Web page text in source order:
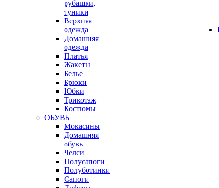
рубашки,
туники
Верхняя
одежда
Домашняя
одежда
Платья
Жакеты
Белье
Брюки
Юбки
Трикотаж
Костюмы
ОБУВЬ
Мокасины
Домашняя
обувь
Челси
Полусапоги
Полуботинки
Сапоги